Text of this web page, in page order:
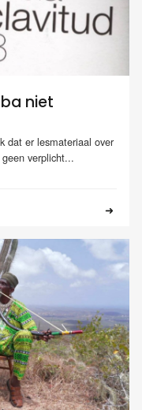
niet
dat er lesmateriaal over
verplicht...